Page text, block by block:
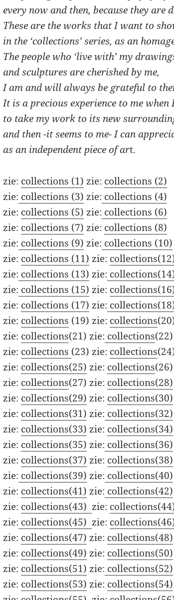
every now and then, because they are
These are the works that I want to
in the ‘collections’ series, as an
The people who ‘live with’ my
and sculptures are cherished by me,
I am and will always be grateful to
It is a precious experience to me when
to take my work to its new
and then -it seems to me- I can
as an independent piece of art.
zie: collections (1) zie: collections (2)
zie: collections (3) zie: collections (4)
zie: collections (5) zie: collections (6)
zie: collections (7) zie: collections (8)
zie: collections (9) zie: collections (10)
zie: collections (11) zie:
zie: collections (13) zie:
zie: collections (15) zie:
zie: collections (17) zie:
zie: collections (19) zie: collections
zie: collections(21) zie: collections(22)
zie: collections (23) zie: collections
zie: collections(25) zie: collections(26)
zie: collections(27) zie: collections(28)
zie: collections(29) zie: collections(30)
zie: collections(31) zie: collections(32)
zie: collections(33) zie: collections(34)
zie: collections(35) zie: collections(36)
zie: collections(37) zie: collections(38)
zie: collections(39) zie: collections(40)
zie: collections(41) zie: collections(42)
zie: collections(43)zie:
zie: collections(45)zie:
zie: collections(47) zie: collections(48)
zie: collections(49) zie: collections(50)
zie: collections(51) zie: collections(52)
zie: collections(53) zie: collections(54)